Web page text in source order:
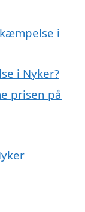
i
i Nyker?
prisen på